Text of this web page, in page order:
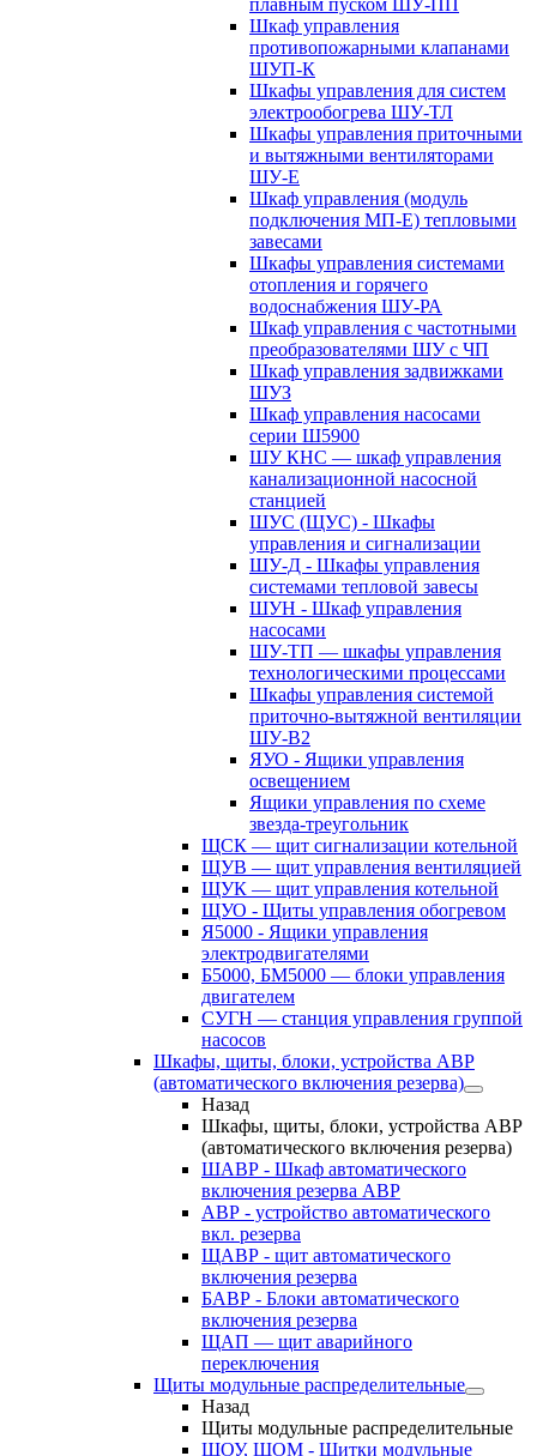
плавным пуском ШУ-ПП
Шкаф управления
противопожарными клапанами
ШУП-К
Шкафы управления для систем
электрообогрева ШУ-ТЛ
Шкафы управления приточными
и вытяжными вентиляторами
ШУ-Е
Шкаф управления (модуль
подключения МП-Е) тепловыми
завесами
Шкафы управления системами
отопления и горячего
водоснабжения ШУ-РА
Шкаф управления с частотными
преобразователями ШУ с ЧП
Шкаф управления задвижками
ШУЗ
Шкаф управления насосами
серии Ш5900
ШУ КНС — шкаф управления
канализационной насосной
станцией
ШУС (ЩУС) - Шкафы
управления и сигнализации
ШУ-Д - Шкафы управления
системами тепловой завесы
ШУН - Шкаф управления
насосами
ШУ-ТП — шкафы управления
технологическими процессами
Шкафы управления системой
приточно-вытяжной вентиляции
ШУ-В2
ЯУО - Ящики управления
освещением
Ящики управления по схеме
звезда-треугольник
ЩСК — щит сигнализации котельной
ЩУВ — щит управления вентиляцией
ЩУК — щит управления котельной
ЩУО - Щиты управления обогревом
Я5000 - Ящики управления
электродвигателями
Б5000, БМ5000 — блоки управления
двигателем
СУГН — станция управления группой
насосов
Шкафы, щиты, блоки, устройства АВР
(автоматического включения резерва)
Назад
Шкафы, щиты, блоки, устройства АВР
(автоматического включения резерва)
ШАВР - Шкаф автоматического
включения резерва АВР
АВР - устройство автоматического
вкл. резерва
ЩАВР - щит автоматического
включения резерва
БАВР - Блоки автоматического
включения резерва
ЩАП — щит аварийного
переключения
Щиты модульные распределительные
Назад
Щиты модульные распределительные
ЩОУ, ЩОМ - Щитки модульные